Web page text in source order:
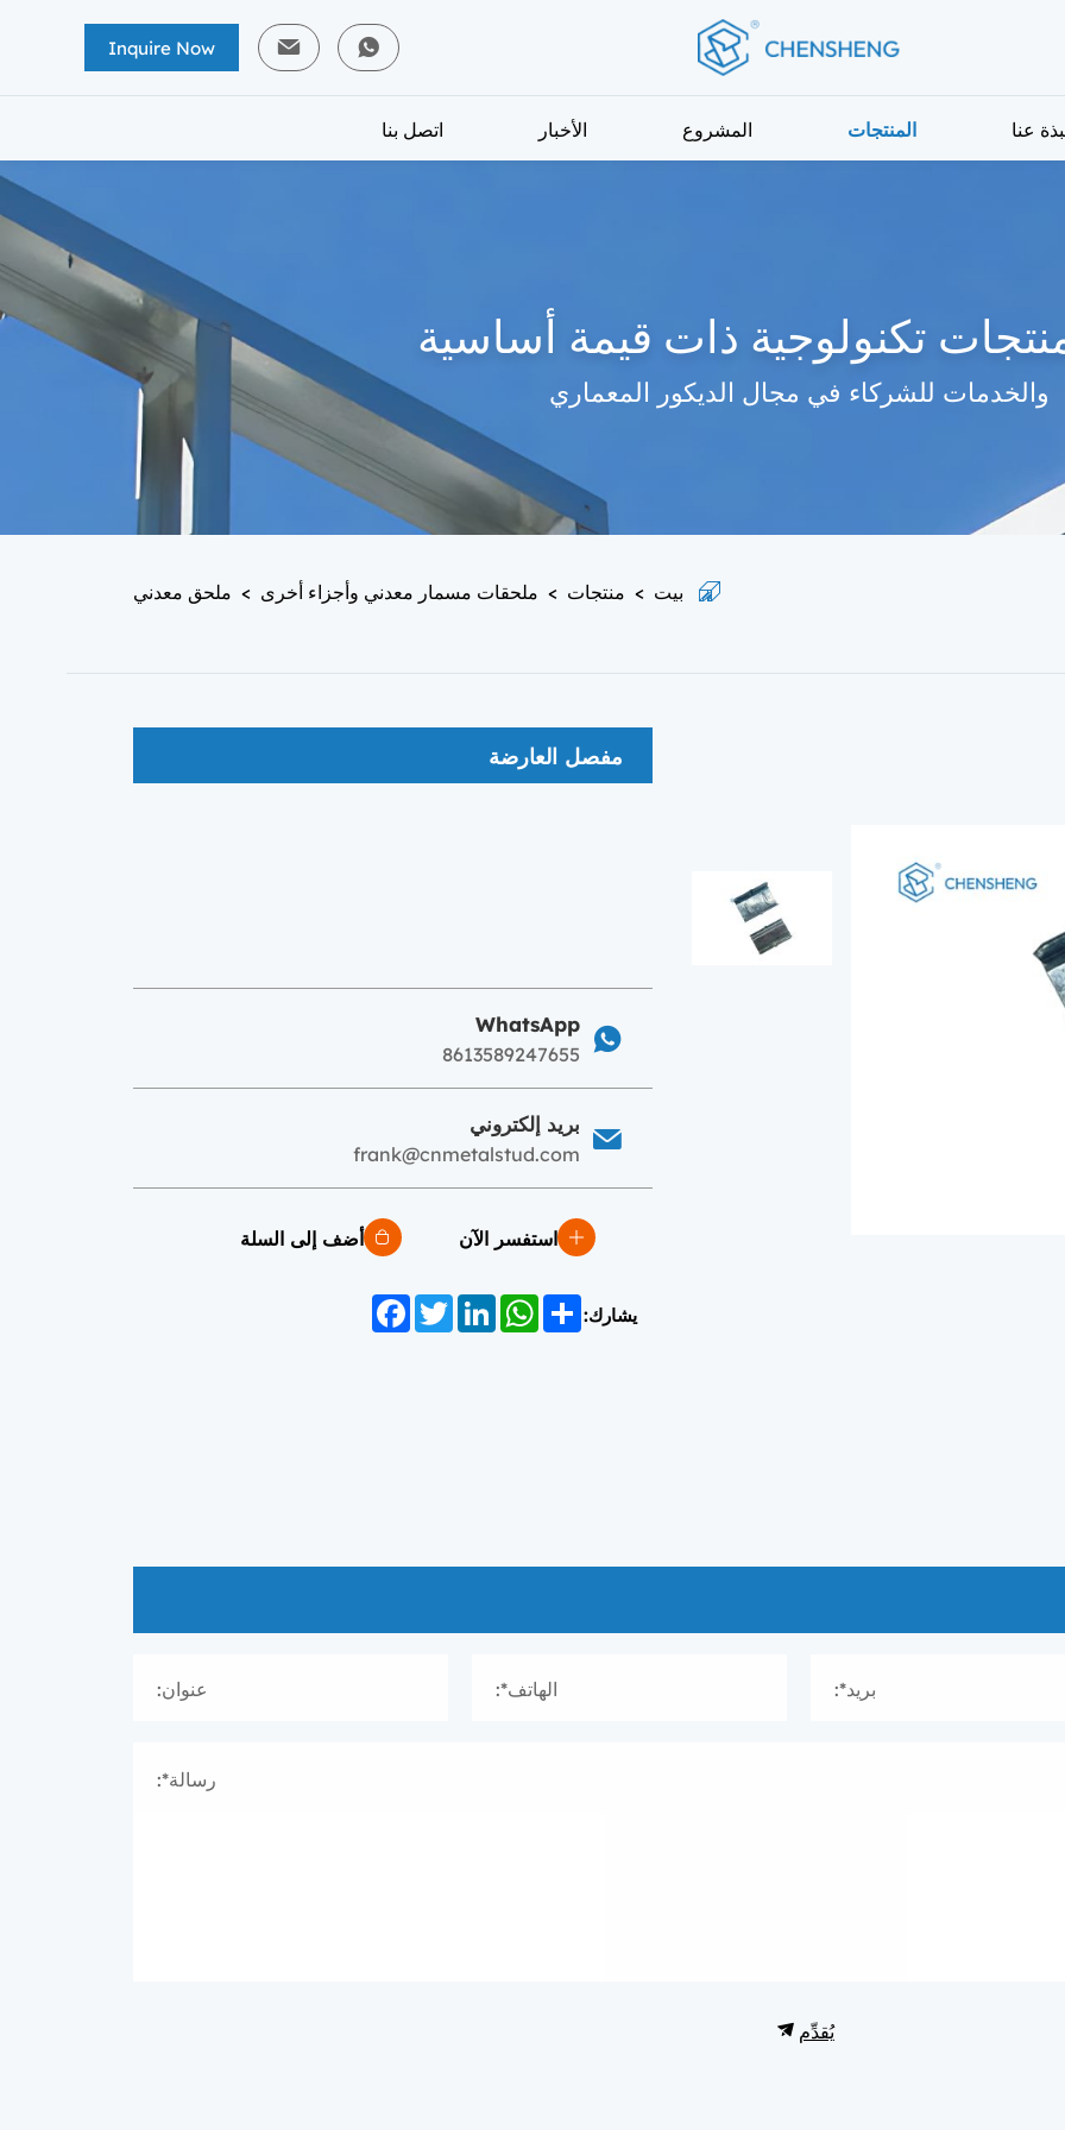
Inquire Now
عنا المنتجات المشروع الأخبار اتصل بنا
تكنولوجية ذات قيمة أساسية
والخدمات للشركاء في مجال الديكور المعماري
بيت > منتجات > ملحقات مسمار معدني وأجزاء أخرى > ملحق معدني
مفصل العارضة
WhatsApp
8613589247655
بريد إلكتروني
frank@cnmetalstud.com
استفسر الآن أضف إلى السلة
يشارك: FacebookTwitterLinkedInWhatsAppShare
بريد*: الهاتف*: عنوان:
رسالة*:
يُقدِّم